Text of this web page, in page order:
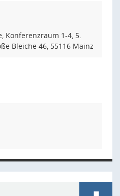
Konferenzraum 1-4, 5.
Bleiche 46, 55116 Mainz